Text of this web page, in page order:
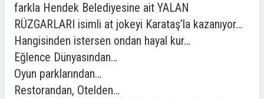
farkla Hendek Belediyesine ait YALAN
RÜZGARLARI isimli at jokeyi Karataş’la kazanıyor…
Hangisinden istersen ondan hayal kur…
Eğlence Dünyasından…
Oyun parklarından…
Restorandan, Otelden…